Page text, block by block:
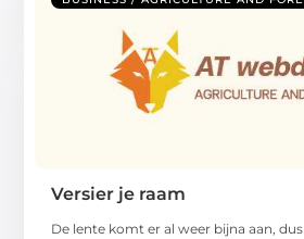
Versier je raam
De lente komt er al weer bijna aan,